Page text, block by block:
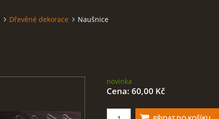
Dřevěné dekorace Naušnice
novinka
Cena: 60,00 Kč